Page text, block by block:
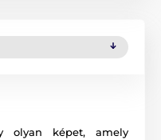
olyan képet, amely